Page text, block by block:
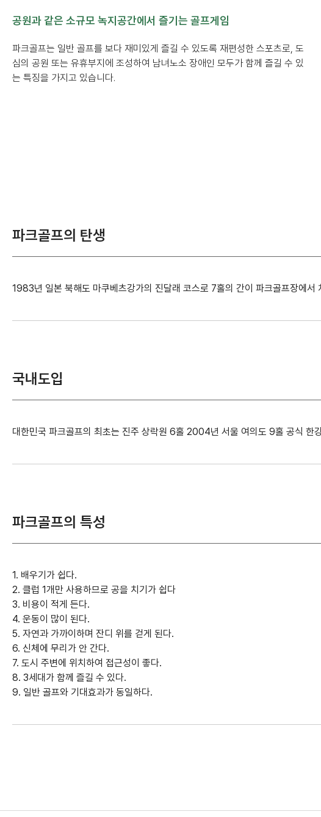
공원과 같은 소규모 녹지공간에서 즐기는 골프게임
파크골프는 일반 골프를 보다 재미있게 즐길 수 있도록 재편성한 스포츠로, 도
심의 공원 또는 유휴부지에 조성하여 남녀노소 장애인 모두가 함께 즐길 수 있
는 특징을 가지고 있습니다.
파크골프의 탄생
1983년 일본 북해도 마쿠베츠강가의 진달래 코스로 7홀의 간이 파크골프장에서
국내도입
대한민국 파크골프의 최초는 진주 상락원 6홀 2004년 서울 여의도 9홀 공식 한
파크골프의 특성
1. 배우기가 쉽다.
2. 클럽 1개만 사용하므로 공을 치기가 쉽다
3. 비용이 적게 든다.
4. 운동이 많이 된다.
5. 자연과 가까이하며 잔디 위를 걷게 된다.
6. 신체에 무리가 안 간다.
7. 도시 주변에 위치하여 접근성이 좋다.
8. 3세대가 함께 즐길 수 있다.
9. 일반 골프와 기대효과가 동일하다.